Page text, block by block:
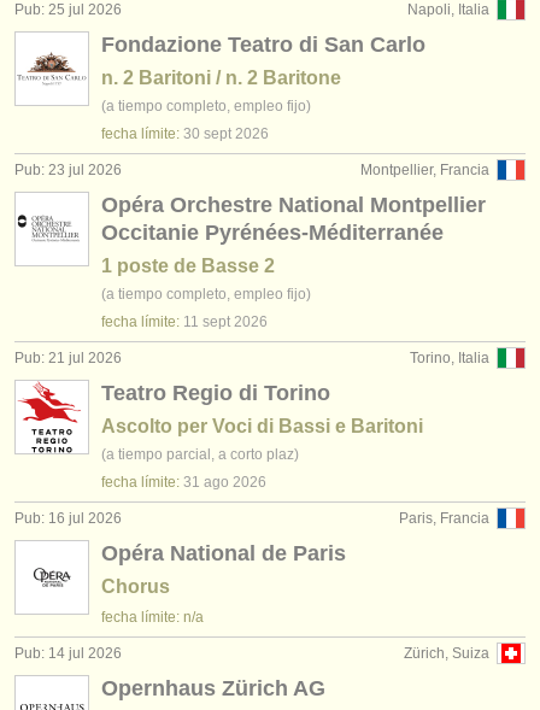
jóvenes orquestas
musicalchairs:
acerca de musicalchairs
contáctenos
fuentes rss
noticias sobre música clásica
anúnciese con nosotros
find out about our ATS
ATS faq
iniciar sesión
Napoli, Italia
Pub: 25 jul 2026
Fondazione Teatro di San Carlo
n. 2 Baritoni / n. 2 Baritone
(a tiempo completo, empleo fijo)
fecha límite: 30 sept 2026
Montpellier, Francia
Pub: 23 jul 2026
Opéra Orchestre National Montpellier
Occitanie Pyrénées-Méditerranée
1 poste de Basse 2
(a tiempo completo, empleo fijo)
fecha límite: 11 sept 2026
Torino, Italia
Pub: 21 jul 2026
Teatro Regio di Torino
Ascolto per Voci di Bassi e Baritoni
(a tiempo parcial, a corto plaz)
fecha límite: 31 ago 2026
Paris, Francia
Pub: 16 jul 2026
Opéra National de Paris
Chorus
fecha límite: n/a
Zürich, Suiza
Pub: 14 jul 2026
Opernhaus Zürich AG